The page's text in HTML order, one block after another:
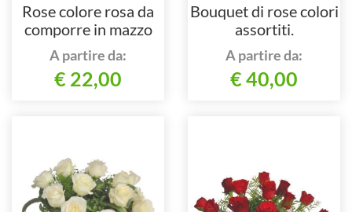
Rose colore rosa da
comporre in mazzo
per numero di steli.
A partire da:
€ 22,00
Bouquet di rose colori
assortiti.
A partire da:
€ 40,00